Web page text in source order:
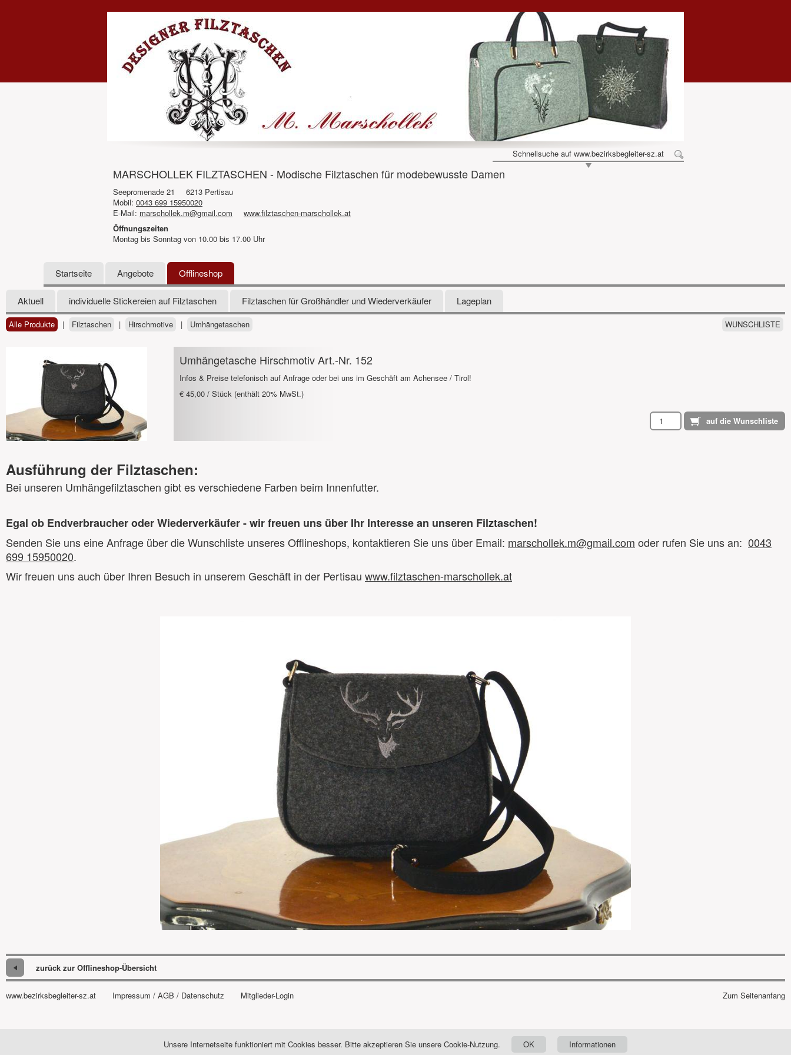
Schnellsuche auf www.bezirksbegleiter-sz.at
MARSCHOLLEK FILZTASCHEN - Modische Filztaschen für modebewusste Damen
Seepromenade 21
6213 Pertisau
Mobil: 0043 699 15950020
E-Mail: marschollek.m@gmail.com
www.filztaschen-marschollek.at
Öffnungszeiten
Montag bis Sonntag von 10.00 bis 17.00 Uhr
Startseite Angebote Offlineshop
Aktuell individuelle Stickereien auf Filztaschen Filztaschen für Großhändler und Wiederverkäufer Lageplan
Alle Produkte | Filztaschen | Hirschmotive | Umhängetaschen WUNSCHLISTE
Umhängetasche Hirschmotiv Art.-Nr. 152
Infos & Preise telefonisch auf Anfrage oder bei uns im Geschäft am Achensee / Tirol!
€ 45,00 / Stück (enthält 20% MwSt.)
Ausführung der Filztaschen:
Bei unseren Umhängefilztaschen gibt es verschiedene Farben beim Innenfutter.
Egal ob Endverbraucher oder Wiederverkäufer - wir freuen uns über Ihr Interesse an unseren Filztaschen!
Senden Sie uns eine Anfrage über die Wunschliste unseres Offlineshops, kontaktieren Sie uns über Email: marschollek.m@gmail.com oder rufen Sie uns an: 0043
699 15950020.
Wir freuen uns auch über Ihren Besuch in unserem Geschäft in der Pertisau www.filztaschen-marschollek.at
zurück zur Offlineshop-Übersicht
www.bezirksbegleiter-sz.at Impressum / AGB / Datenschutz Mitglieder-Login Zum Seitenanfang
Unsere Internetseite funktioniert mit Cookies besser. Bitte akzeptieren Sie unsere Cookie-Nutzung. OK Informationen